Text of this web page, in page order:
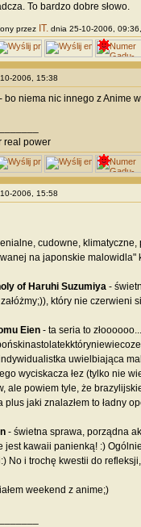
To bardzo dobre słowo.
przez IT. dnia 25-10-2006,
10-2006, 15:38
bo niema nic innego z Anime
real power
10-2006, 15:58
cudowne, klimatyczne,
na japonskie malowidla"
of Haruhi Suzumiya-
który nie
Eien- ta seria to
uwielbiająca
wyciskacza łez (tylko nie
ale powiem tyle, że
plus jaki znalazłem to ładny
- świetna sprawa, porządna
jest kawaii panienką! :)
No i trochę kwestii do
weekend z anime;)